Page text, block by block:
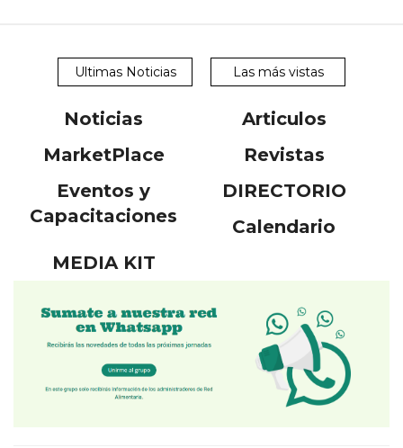
Ultimas Noticias Las más vistas
Noticias
Articulos
MarketPlace
Revistas
Eventos y
Capacitaciones
DIRECTORIO
Calendario
MEDIA KIT